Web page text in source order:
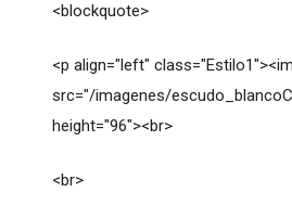
<blockquote>
<p align="left"
src="/imagenes/
height="96"><br>
<br>